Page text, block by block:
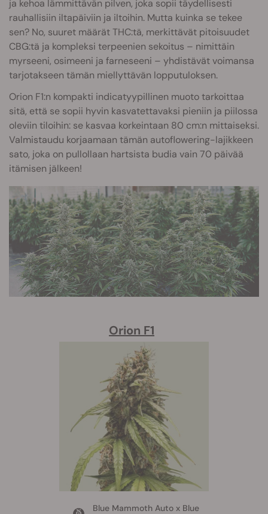
ja kehoa lämmittävän pilven, joka sopii täydellisesti
rauhallisiin iltapäiviin ja iltoihin. Mutta kuinka se tekee
sen? No, suuret määrät THC:tä, merkittävät pitoisuudet
CBG:tä ja kompleksi terpeenien sekoitus – nimittäin
myrseeni, osimeeni ja farneseeni – yhdistävät voimansa
tarjotakseen tämän miellyttävän lopputuloksen.
Orion F1:n kompakti indicatyypillinen muoto tarkoittaa
sitä, että se sopii hyvin kasvatettavaksi pieniin ja piilossa
oleviin tiloihin: se kasvaa korkeintaan 80 cm:n mittaiseksi.
Valmistaudu korjaamaan tämän autoflowering-lajikkeen
sato, joka on pullollaan hartsista budia vain 70 päivää
itämisen jälkeen!
Orion F1
Blue Mammoth Auto x Blue